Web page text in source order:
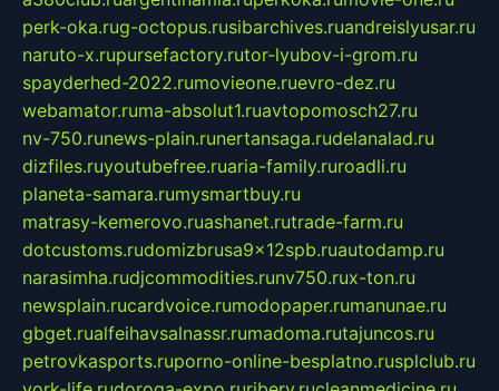
perk-oka.rug-octopus.rusibarchives.ruandreislyusar.ru
naruto-x.rupursefactory.rutor-lyubov-i-grom.ru
spayderhed-2022.rumovieone.ruevro-dez.ru
webamator.ruma-absolut1.ruavtopomosch27.ru
nv-750.runews-plain.runertansaga.rudelanalad.ru
dizfiles.ruyoutubefree.ruaria-family.ruroadli.ru
planeta-samara.rumysmartbuy.ru
matrasy-kemerovo.ruashanet.rutrade-farm.ru
dotcustoms.rudomizbrusa9x12spb.ruautodamp.ru
narasimha.rudjcommodities.runv750.rux-ton.ru
newsplain.rucardvoice.rumodopaper.rumanunae.ru
gbget.rualfeihavsalnassr.rumadoma.rutajuncos.ru
petrovkasports.ruporno-online-besplatno.rusplclub.ru